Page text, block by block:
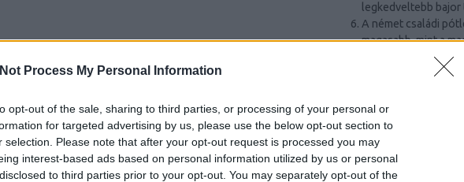
Process My Personal Information
opt-out of the sale, sharing to third parties, or processing of your personal or
for targeted advertising by us, please use the below opt-out section to
selection. Please note that after your opt-out request is processed you may
interest-based ads based on personal information utilized by us or personal
to third parties prior to your opt-out. You may separately opt-out of the
vakante Stelle mit?
megüresedett álláshely betöltéséhez?
legkedveltebb bajor
A német családi
magasabb, mint a
Ezeket a papírokat
Ideiglenes kijárási
a korona-járvány miatt
Ha több, mint 15
akkor ez érdekelni
Jön a német CSOK?